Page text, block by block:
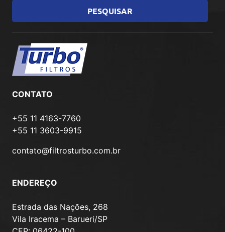
CONTATO
+55 11 4163-7760
+55 11 3603-9915
contato@filtrosturbo.com.br
ENDEREÇO
Estrada das Nações, 268
Vila Iracema – Barueri/SP